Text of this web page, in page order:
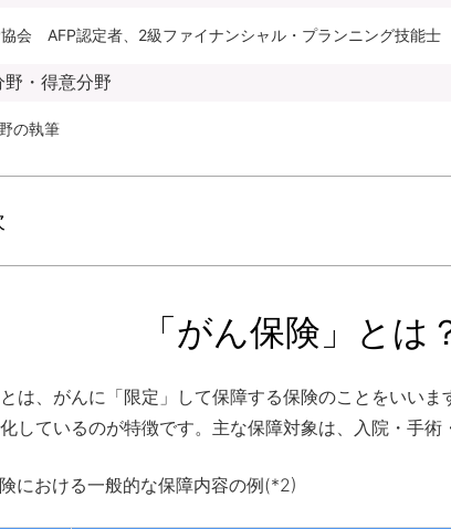
協会 AFP認定者、2級ファイナンシャル・プランニング技能
野・得意分野
の執筆
「がん保険」と
は、がんに「限定」して保障する保険のことをいい
しているのが特徴です。主な保障対象は、入院・手術
における一般的な保障内容の例(*2)